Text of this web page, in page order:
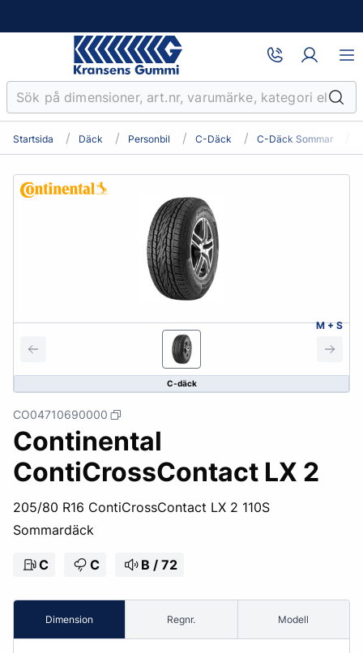
Startsida Däck Personbil C-Däck C-Däck Sommar
C-däck
M + S
CO04710690000
Continental
ContiCrossContact LX 2
205/80 R16 ContiCrossContact LX 2 110S
Sommardäck
C C B / 72
Dimension Regnr. Modell